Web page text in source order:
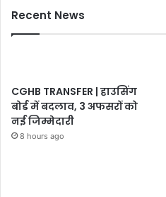
Recent News
CGHB TRANSFER | हाउसिंग
बोर्ड में बदलाव, 3 अफसरों को
नई जिम्मेदारी
8 hours ago